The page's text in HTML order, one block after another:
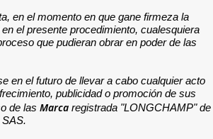
en el momento en que gane firmeza la
el presente procedimiento, cualesquiera
que pudieran obrar en poder de las
en el futuro de llevar a cabo cualquier acto
publicidad o promoción de sus
de las Marca registrada "LONGCHAMP" de